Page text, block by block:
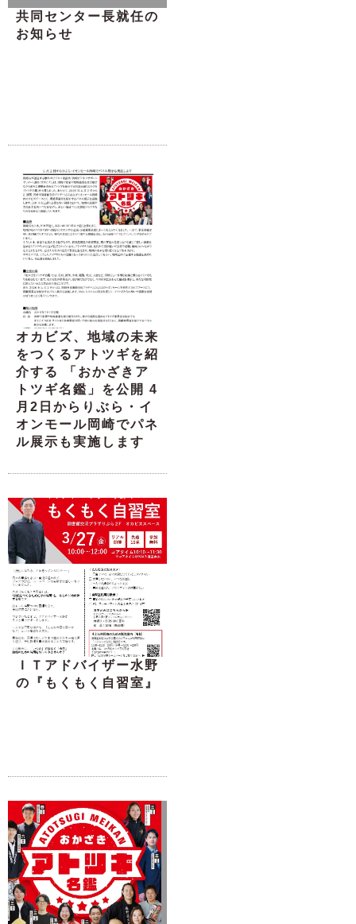
共同センター長就任の
お知らせ
オカビズ、地域の未来
をつくるアトツギを紹
介する 「おかざきア
トツギ名鑑」を公開 4
月2日からりぶら・イ
オンモール岡崎でパネ
ル展示も実施します
ＩＴアドバイザー水野
の『もくもく自習室』